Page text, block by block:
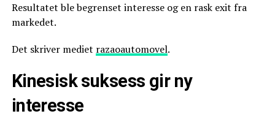
Resultatet ble begrenset interesse og en rask exit fra
markedet.
Det skriver mediet razaoautomovel.
Kinesisk suksess gir ny
interesse